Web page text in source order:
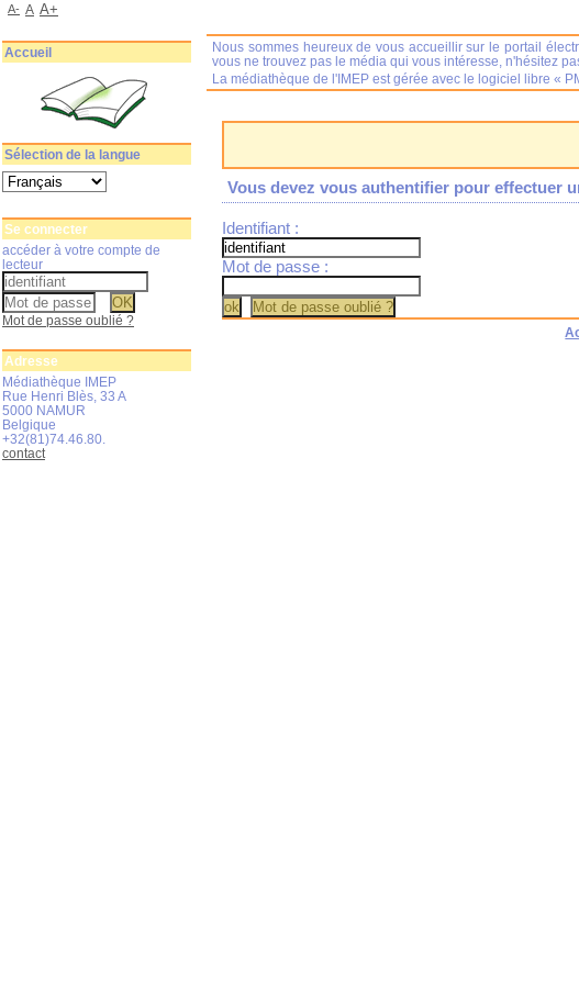
Vous devez vous authentifier pour effectuer
Identifiant :
Mot de passe :
Nous sommes heureux de vous accueillir sur le portail
vous ne trouvez pas le média qui vous intéresse, n'hésitez
La médiathèque de l'IMEP est gérée avec le logiciel libre «
A- A A+
Accueil
Sélection de la langue
Se connecter
accéder à votre compte de
lecteur
Mot de passe oublié ?
Adresse
Médiathèque IMEP
Rue Henri Blès, 33 A
5000 NAMUR
Belgique
+32(81)74.46.80.
contact